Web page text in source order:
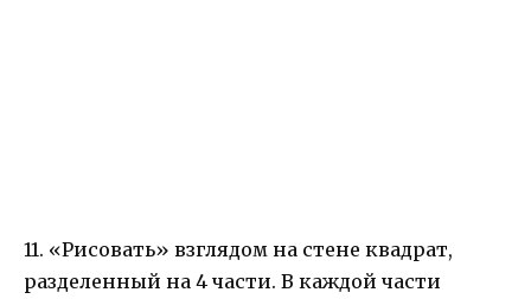
11. «Рисовать» взглядом на стене квадрат,
разделенный на 4 части. В каждой части